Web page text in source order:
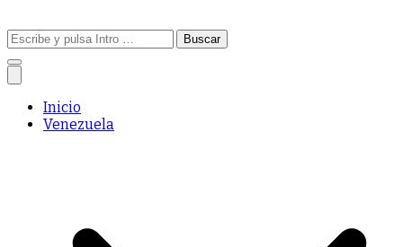
Buscar:
Inicio
Venezuela